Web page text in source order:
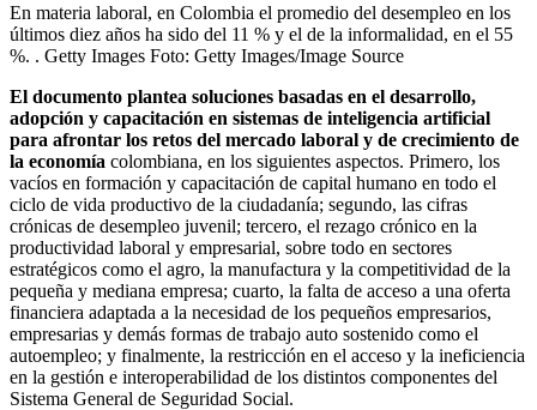
En materia laboral, en Colombia el promedio del desempleo en los
últimos diez años ha sido del 11 % y el de la informalidad, en el 55
%. . Getty Images Foto: Getty Images/Image Source
El documento plantea soluciones basadas en el desarrollo,
adopción y capacitación en sistemas de inteligencia artificial
para afrontar los retos del mercado laboral y de crecimiento de
la economía colombiana, en los siguientes aspectos. Primero, los
vacíos en formación y capacitación de capital humano en todo el
ciclo de vida productivo de la ciudadanía; segundo, las cifras
crónicas de desempleo juvenil; tercero, el rezago crónico en la
productividad laboral y empresarial, sobre todo en sectores
estratégicos como el agro, la manufactura y la competitividad de la
pequeña y mediana empresa; cuarto, la falta de acceso a una oferta
financiera adaptada a la necesidad de los pequeños empresarios,
empresarias y demás formas de trabajo auto sostenido como el
autoempleo; y finalmente, la restricción en el acceso y la ineficiencia
en la gestión e interoperabilidad de los distintos componentes del
Sistema General de Seguridad Social.